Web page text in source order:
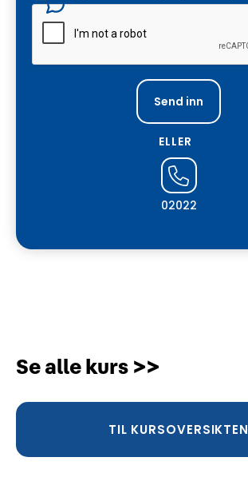
ELLER
02022
Se alle kurs >>
TIL KURSOVERSIKTEN